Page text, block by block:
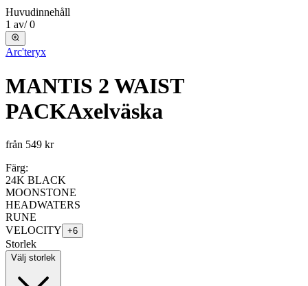
Huvudinnehåll
1 av/ 0
Arc'teryx
MANTIS 2 WAIST
PACKAxelväska
från 549 kr
Färg:
24K BLACK
MOONSTONE
HEADWATERS
RUNE
VELOCITY +6
Storlek
Välj storlek